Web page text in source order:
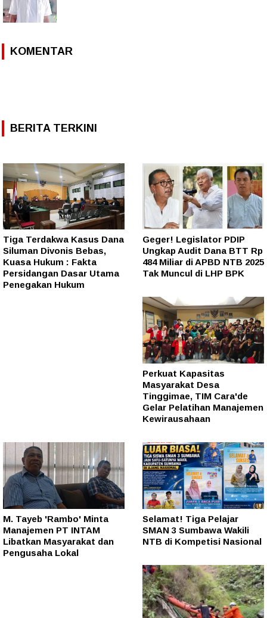
KOMENTAR
BERITA TERKINI
Tiga Terdakwa Kasus Dana
Siluman Divonis Bebas,
Kuasa Hukum : Fakta
Persidangan Dasar Utama
Penegakan Hukum
Geger! Legislator PDIP
Ungkap Audit Dana BTT Rp
484 Miliar di APBD NTB 2025
Tak Muncul di LHP BPK
Perkuat Kapasitas
Masyarakat Desa
Tinggimae, TIM Cara'de
Gelar Pelatihan Manajemen
Kewirausahaan
M. Tayeb 'Rambo' Minta
Manajemen PT INTAM
Libatkan Masyarakat dan
Pengusaha Lokal
Selamat! Tiga Pelajar
SMAN 3 Sumbawa Wakili
NTB di Kompetisi Nasional